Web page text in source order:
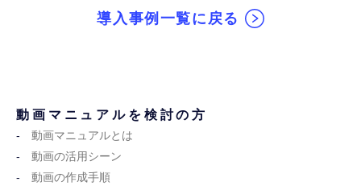
導入事例一覧に戻る
動画マニュアルを検討の方
動画マニュアルとは
動画の活用シーン
動画の作成手順